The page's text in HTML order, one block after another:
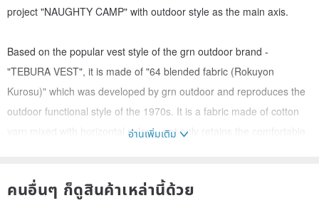
project "NAUGHTY CAMP" with outdoor style as the main axis.
Based on the popular vest style of the grn outdoor brand -
"TEBURA VEST", it is made of "64 blended fabric (Rokuyon
Kurosu)" which was developed by grn outdoor and reproduces the
outdoor functional style of the 1970s. It is a fabric made of cotton
yarn mixed with horizontal nylon. , not only retains the comfortable
coating.
อ่านเพิ่มเติม
คนอื่นๆ ก็ดูสินค้าเหล่านี้ด้วย